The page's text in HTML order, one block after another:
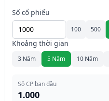
Số cổ phiếu
100 500
Khoảng thời gian
3 Năm 5 Năm 10 Năm
Số CP ban đầu
1.000